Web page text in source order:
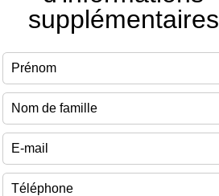
supplémentaires